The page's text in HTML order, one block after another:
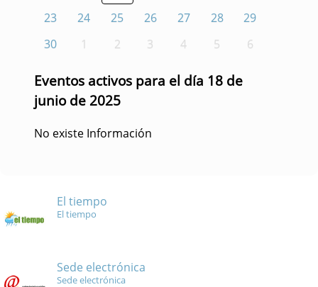
23
24 25 26 27 28
29
30
1 2 3 4 5 6
Eventos activos para el día 18 de
junio de 2025
No existe Información
El tiempo
El tiempo
Sede electrónica
Sede electrónica